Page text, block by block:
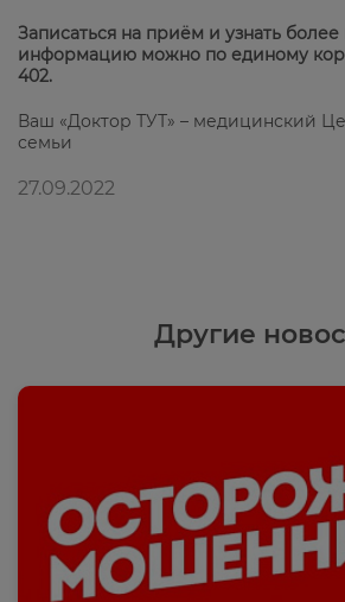
Записаться на приём и узнать
информацию можно по единому
402.
Ваш «Доктор ТУТ» – медицинский
семьи
27.09.2022
Другие